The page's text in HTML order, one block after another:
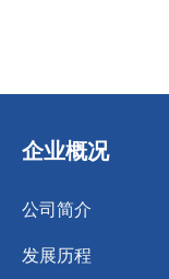
企业概况
公司简介
发展历程